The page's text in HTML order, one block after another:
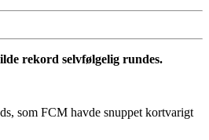
rekord selvfølgelig rundes.
som FCM havde snuppet kortvarigt